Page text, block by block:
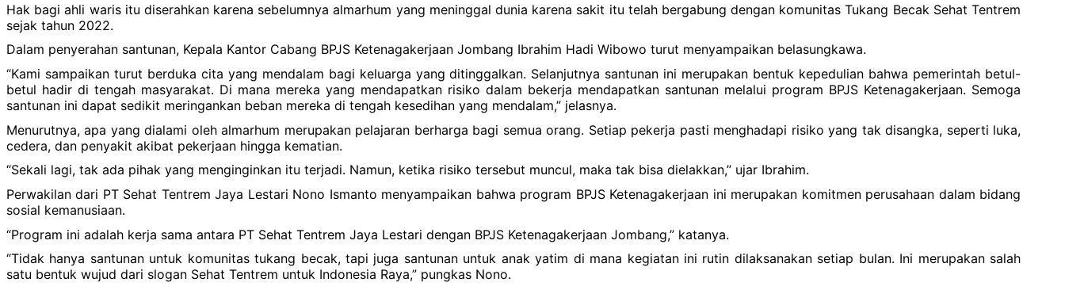
Hak bagi ahli waris itu diserahkan karena sebelumnya almarhum yang meninggal dunia karena sakit itu telah bergabung dengan komunitas Tukang Becak Sehat Tentrem
sejak tahun 2022.
Dalam penyerahan santunan, Kepala Kantor Cabang BPJS Ketenagakerjaan Jombang Ibrahim Hadi Wibowo turut menyampaikan belasungkawa.
“Kami sampaikan turut berduka cita yang mendalam bagi keluarga yang ditinggalkan. Selanjutnya santunan ini merupakan bentuk kepedulian bahwa pemerintah betul-
betul hadir di tengah masyarakat. Di mana mereka yang mendapatkan risiko dalam bekerja mendapatkan santunan melalui program BPJS Ketenagakerjaan. Semoga
santunan ini dapat sedikit meringankan beban mereka di tengah kesedihan yang mendalam,” jelasnya.
Menurutnya, apa yang dialami oleh almarhum merupakan pelajaran berharga bagi semua orang. Setiap pekerja pasti menghadapi risiko yang tak disangka, seperti luka,
cedera, dan penyakit akibat pekerjaan hingga kematian.
“Sekali lagi, tak ada pihak yang menginginkan itu terjadi. Namun, ketika risiko tersebut muncul, maka tak bisa dielakkan,” ujar Ibrahim.
Perwakilan dari PT Sehat Tentrem Jaya Lestari Nono Ismanto menyampaikan bahwa program BPJS Ketenagakerjaan ini merupakan komitmen perusahaan dalam bidang
sosial kemanusiaan.
“Program ini adalah kerja sama antara PT Sehat Tentrem Jaya Lestari dengan BPJS Ketenagakerjaan Jombang,” katanya.
“Tidak hanya santunan untuk komunitas tukang becak, tapi juga santunan untuk anak yatim di mana kegiatan ini rutin dilaksanakan setiap bulan. Ini merupakan salah
satu bentuk wujud dari slogan Sehat Tentrem untuk Indonesia Raya,” pungkas Nono.